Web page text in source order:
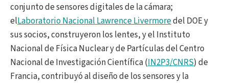
conjunto de sensores digitales de la cámara;
elLaboratorio Nacional Lawrence Livermoredel DOE y
sus socios, construyeron los lentes, y el Instituto
Nacional de Física Nuclear y de Partículas del Centro
Nacional de Investigación Científica (IN2P3/CNRS) de
Francia, contribuyó al diseño de los sensores y la